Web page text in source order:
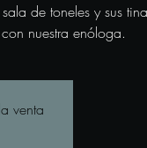
de toneles y sus
nuestra enóloga.
venta